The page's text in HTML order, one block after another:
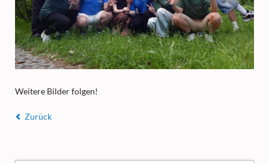
Weitere Bilder folgen!
Zurück